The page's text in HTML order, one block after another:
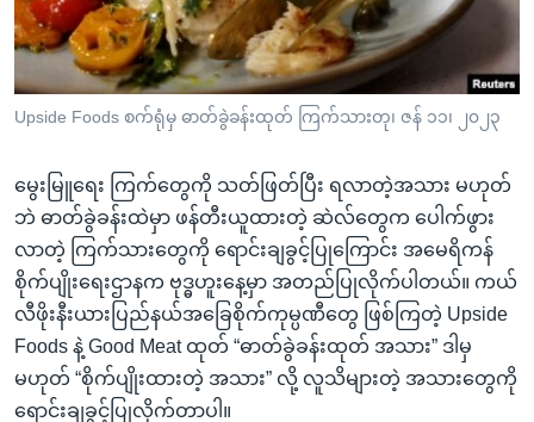
စာမျက်နှာ
သို့
ကျော်
ကြည့်
ရှာဖွေ
ရန်
နေရာ
သို့
ကျော်
ရန်
ဗွီအိုအေ လူမှုကွန်ယက်များ
ဘာသာစကားများ
Upside Foods စက်ရုံမှ ဓာတ်ခွဲခန်းထုတ် ကြက်သားတု၊ ဇန် ၁၁၊ ၂၀၂၃
မွေးမြူရေး ကြက်တွေကို သတ်ဖြတ်ပြီး ရလာတဲ့အသား မဟုတ်
ဘဲ ဓာတ်ခွဲခန်းထဲမှာ ဖန်တီးယူထားတဲ့ ဆဲလ်တွေက ပေါက်ဖွား
လာတဲ့ ကြက်သားတွေကို ရောင်းချခွင့်ပြုကြောင်း အမေရိကန်
စိုက်ပျိုးရေးဌာနက ဗုဒ္ဓဟူးနေ့မှာ အတည်ပြုလိုက်ပါတယ်။ ကယ်
လီဖိုးနီးယားပြည်နယ်အခြေစိုက်ကုမ္ပဏီတွေ ဖြစ်ကြတဲ့ Upside
Foods နဲ့ Good Meat ထုတ် “ဓာတ်ခွဲခန်းထုတ် အသား” ဒါမှ
မဟုတ် “စိုက်ပျိုးထားတဲ့ အသား” လို့ လူသိများတဲ့ အသားတွေကို
ရောင်းချခွင့်ပြုလိုက်တာပါ။